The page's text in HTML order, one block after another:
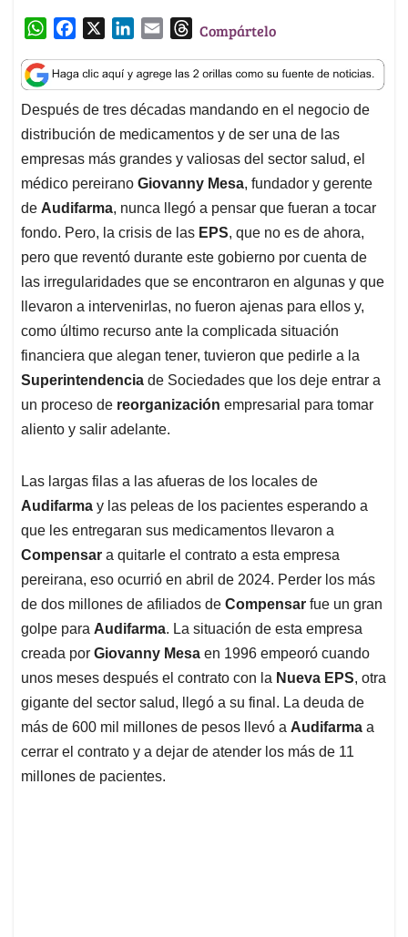
W
a
t
s
A
p
p
c
e
b
o
o
k
n
k
e
d
I
n
a
i
l
T
r
e
a
d
s
Compártelo
Después de tres décadas mandando en el negocio de
distribución de medicamentos y de ser una de las
empresas más grandes y valiosas del sector salud, el
médico pereirano Giovanny Mesa, fundador y gerente
de Audifarma, nunca llegó a pensar que fueran a tocar
fondo. Pero, la crisis de las EPS, que no es de ahora,
pero que reventó durante este gobierno por cuenta de
las irregularidades que se encontraron en algunas y que
llevaron a intervenirlas, no fueron ajenas para ellos y,
como último recurso ante la complicada situación
financiera que alegan tener, tuvieron que pedirle a la
Superintendencia de Sociedades que los deje entrar a
un proceso de reorganización empresarial para tomar
aliento y salir adelante.
Las largas filas a las afueras de los locales de
Audifarma y las peleas de los pacientes esperando a
que les entregaran sus medicamentos llevaron a
Compensar a quitarle el contrato a esta empresa
pereirana, eso ocurrió en abril de 2024. Perder los más
de dos millones de afiliados de Compensar fue un gran
golpe para Audifarma. La situación de esta empresa
creada por Giovanny Mesa en 1996 empeoró cuando
unos meses después el contrato con la Nueva EPS, otra
gigante del sector salud, llegó a su final. La deuda de
más de 600 mil millones de pesos llevó a Audifarma a
cerrar el contrato y a dejar de atender los más de 11
millones de pacientes.